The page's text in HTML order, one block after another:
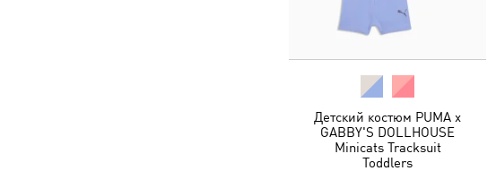
Детский костюм PUMA x
GABBY'S DOLLHOUSE
Minicats Tracksuit
Toddlers